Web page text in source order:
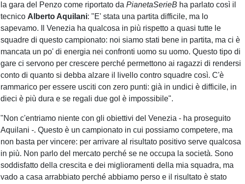
la gara del Penzo come riportato daPianetaSerieB ha parlato così il
tecnico Alberto Aquilani: "E' stata una partita difficile, ma lo
sapevamo. Il Venezia ha qualcosa in più rispetto a quasi tutte le
squadre di questo campionato: noi siamo stati bene in partita, ma ci è
mancata un po' di energia nei confronti uomo su uomo. Questo tipo di
gare ci servono per crescere perché permettono ai ragazzi di rendersi
conto di quanto si debba alzare il livello contro squadre così. C'è
rammarico per essere usciti con zero punti: già in undici è difficile, in
dieci è più dura e se regali due gol è impossibile".
"Non c'entriamo niente con gli obiettivi del Venezia - ha proseguito
Aquilani -. Questo è un campionato in cui possiamo competere, ma
non basta per vincere: per arrivare al risultato positivo serve qualcosa
in più. Non parlo del mercato perché se ne occupa la società. Sono
soddisfatto della crescita e dei miglioramenti della mia squadra, ma
vado a casa arrabbiato perché abbiamo perso e il risultato è stato